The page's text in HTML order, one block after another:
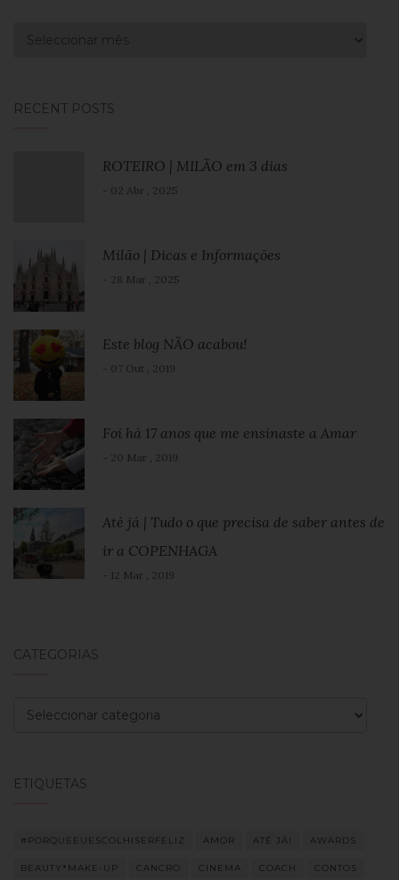
RECENT POSTS
ROTEIRO | MILÃO em 3 dias
- 02 Abr , 2025
Milão | Dicas e Informações
- 28 Mar , 2025
Este blog NÃO acabou!
- 07 Out , 2019
Foi há 17 anos que me ensinaste a Amar
- 20 Mar , 2019
Até já | Tudo o que precisa de saber antes de
ir a COPENHAGA
- 12 Mar , 2019
CATEGORIAS
Categorias
ETIQUETAS
#PORQUEEUESCOLHISERFELIZ AMOR ATÉ JÁ! AWARDS
BEAUTY*MAKE-UP CANCRO CINEMA COACH CONTOS